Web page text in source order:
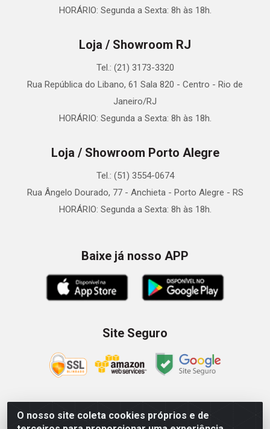
O nosso site coleta cookies próprios e de
HORÁRIO: Segunda a Sexta: 8h às 18h.
Loja / Showroom RJ
Tel.: (21) 3173-3320
Rua República do Libano, 61 Sala 820 - Centro - Rio de
Janeiro/RJ
HORÁRIO: Segunda a Sexta: 8h às 18h.
Loja / Showroom Porto Alegre
Tel.: (51) 3554-0674
Rua Ângelo Dourado, 77 - Anchieta - Porto Alegre - RS
HORÁRIO: Segunda a Sexta: 8h às 18h.
Baixe já nosso APP
Site Seguro
Zein Importação e Comércio LTDA - Av. Senador Queiróz, 274